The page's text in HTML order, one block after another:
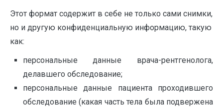
Этот формат содержит в себе не только сами снимки,
но и другую конфиденциальную информацию, такую
как:
персональные данные врача-рентгенолога,
делавшего обследование;
персональные данные пациента проходившего
обследование (какая часть тела была подвержена